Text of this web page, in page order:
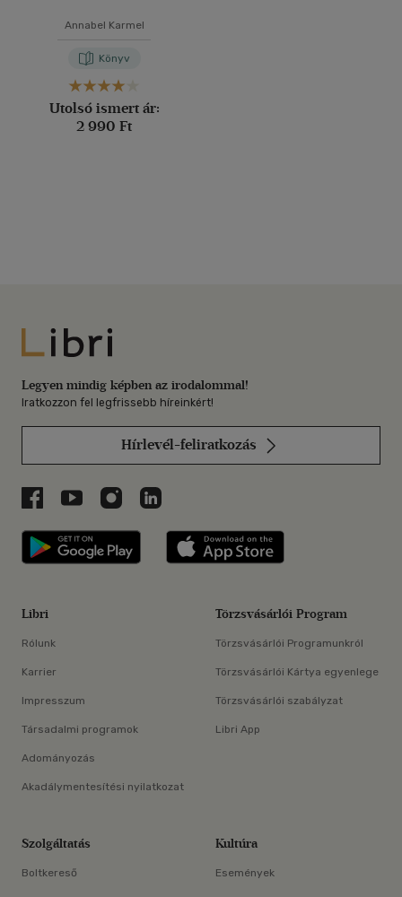
Annabel Karmel
Könyv
Utolsó ismert ár:
2 990 Ft
Libri
Legyen mindig képben az irodalommal!
Iratkozzon fel legfrissebb híreinkért!
Hírlevél-feliratkozás
Libri a Facebookon
Libri a Youtube-on
Libri az Instagramon
Libri a LinkedInen
Libri applikáció Szerezd meg: Google
Libri
Rólunk
Karrier
Impresszum
Társadalmi programok
Adományozás
Akadálymentesítési nyilatkozat
Törzsvásárlói Program
Törzsvásárlói Programunkról
Törzsvásárlói Kártya egyenlege
Törzsvásárlói szabályzat
Libri App
Szolgáltatás
Boltkereső
Kultúra
Események